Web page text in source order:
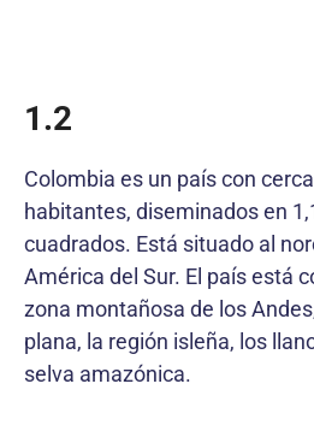
1.2
Colombia es un país con
habitantes, diseminados en
cuadrados. Está situado al
América del Sur. El país está
zona montañosa de los
plana, la región isleña, los
selva amazónica.